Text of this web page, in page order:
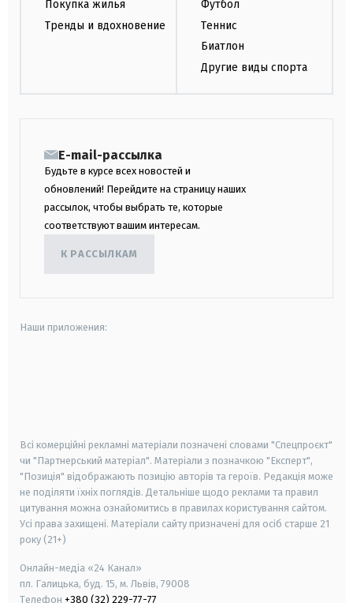
Покупка жилья
Тренды и вдохновение
Футбол
Теннис
Биатлон
Другие виды спорта
E-mail-рассылка
Будьте в курсе всех новостей и
обновлений! Перейдите на страницу наших
рассылок, чтобы выбрать те, которые
соответствуют вашим интересам.
К РАССЫЛКАМ
Наши приложения:
Всі комерційні рекламні матеріали позначені словами "Спецпроєкт"
чи "Партнерський матеріал". Матеріали з позначкою "Експерт",
"Позиція" відображають позицію авторів та героїв. Редакція може
не поділяти їхніх поглядів. Детальніше щодо реклами та правил
цитування можна ознайомитись в правилах користування сайтом.
Усі права захищені. Матеріали сайту призначені для осіб старше 21
року (21+)
Онлайн-медіа «24 Канал»
пл. Галицька, буд. 15, м. Львів, 79008
Телефон +380 (32) 229-77-77